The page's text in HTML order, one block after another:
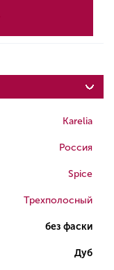
Karelia
Россия
Spice
Трехполосный
без фаски
Дуб